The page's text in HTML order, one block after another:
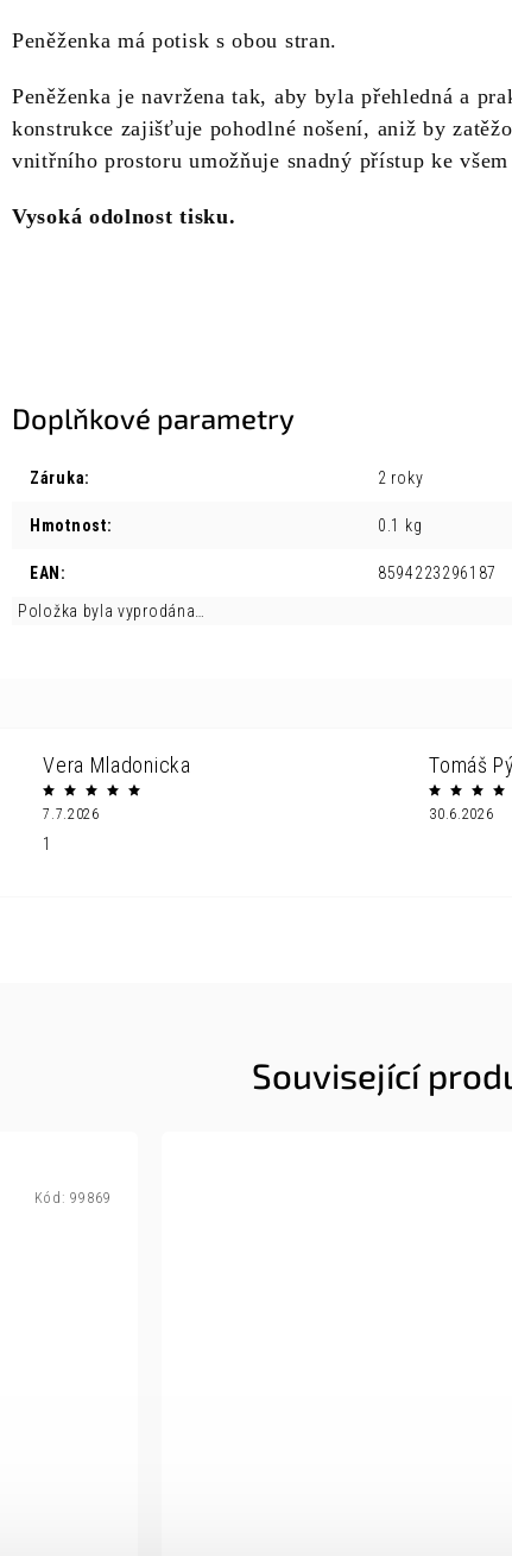
Peněženka má potisk s obou stran.
Peněženka je navržena tak, aby byla přehledná a
konstrukce zajišťuje pohodlné nošení, aniž by
vnitřního prostoru umožňuje snadný přístup ke
Vysoká odolnost tisku.
Doplňkové parametry
Záruka: 2 roky
Hmotnost: 0.1 kg
EAN :
8594223296187
Položka byla vyprodána…
Vera Mladonicka
7.7.2026
1
Tomáš
30.6.2026
Související
Kód: 99869